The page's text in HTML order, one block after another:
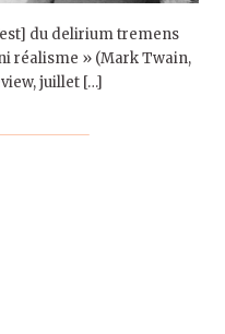
du delirium tremens
réalisme » (Mark Twain,
juillet […]